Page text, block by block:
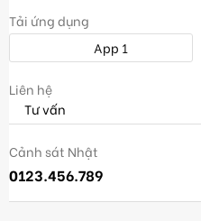
Tải ứng dụng
App 1
Liên hệ
Tư vấn
Cảnh sát Nhật
0123.456.789